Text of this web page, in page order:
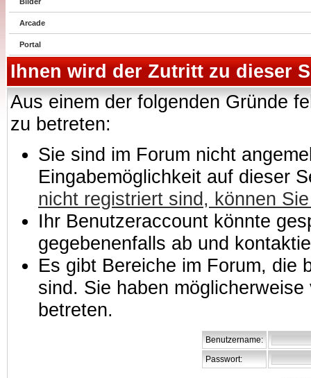
Arcade
Portal
Ihnen wird der Zutritt zu dieser
Aus einem der folgenden Gründe
zu betreten:
Sie sind im Forum nicht
Eingabemöglichkeit auf dieser
nicht registriert sind, können
Ihr Benutzeraccount könnte
gegebenenfalls ab und
Es gibt Bereiche im Forum, die
sind. Sie haben
betreten.
Benutzername:
Passwort: